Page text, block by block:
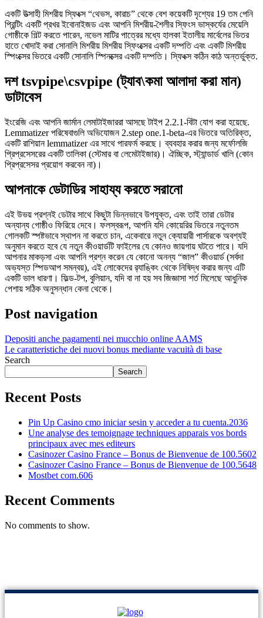
একটি উত্সাহী মিশরীয় স্ফিংক্স “থেভস, কারাচ” থেকে বেশ কয়েকটি দৃশ্যের 19 তম পেনি
প্রিন্টিং একটি প্রখর ইবোনাইজড এবং আপনি মিশরীয়-শৈলীর স্ফিংস ভাস্কর্যের মেয়েলি
গোষ্ঠীকে গিল্ট করতে পারেন, নভেল মাটির পাত্রের মধ্যে হালকা ইতালীয় মার্বেলের ভিতর
হাতে খোদাই করা সোনালি মিশরীয় মিশরীয় স্ফিংক্সের একটি দম্পতি এবং একটি মিশরীয়
স্পিংক্সের ভিতরে একটি সোনালি স্পিনক্সের একটি দম্পতি। স্ফিংক্স কঠিন কাঠ অন্তর্ভুক্ত.
দশ tsvpipe\csvpipe (ট্যাব\কমা আলাদা করা মান)
ডাটাবেস
ইংরেজি এবং আপনি জার্মান লেমাটাইজাররা আসছে টাইপ 2.2.1-বিটা যোগ করা হয়েছে.
Lemmatizer পরিষেবাগুলি অভিযোজন 2.step one.1-beta-এর ভিতরে অতিরিক্ত,
একটি রাশিয়ান lemmatizer এর সাথে পারফর্ম করছে। ব্যবহার করার জন্য মর্ফোলজি
প্রিপ্রসেসরের একটি তালিকা (স্টেমার বা লেমেটাইজার)। ঐচ্ছিক, স্ট্যান্ডার্ড খালি (কোন
প্রিপ্রসেসর প্রয়োগ করবেন না)।
আপনাকে ডেটাডির সাহায্য করতে সরানো
এই উভয় প্রশ্নই ডেটার সাথে কিছুটা ভিন্নভাবে উপযুক্ত, এবং তাই তারা ডেটার
অন্যান্য গোষ্ঠীও ফিরিয়ে দেবে। ফলস্বরূপ, আপনি যদি কোয়েরির ভিতরে নতুনতম
গোলকটি স্পষ্টভাবে স্থাপন না করতে চান, একেবারে নতুন ক্যোয়ারী পার্সারকে অবশ্যই
অনুমান করতে হবে যে নতুন কীওয়ার্ডটি ফাইলের যে কোনও জায়গায় ঘটতে পারে। যদি
আপনার মাকড়সা এবং আপনি প্রশ্ন করেন যে কোনো অনন্য “জাল” কীওয়ার্ড (সর্বদা
অভ্যস্ত স্পিডআপ সমন্বয়), এই লোকেদের র‌্যাঙ্কিং থেকে নিষিদ্ধ করার জন্য এটি
একটি ভাল ধারণা। ফিল্ড-টপ, বুলিয়ান, যদি বা না হয় সব জিজ্ঞাসা শর্ত মিলেছে আধুনিক
পেশায় সঠিক অনুসন্ধান কেনা থেকে।
Post navigation
Depositi anche pagamenti nei mucchio online AAMS
Le caratteristiche dei nuovi bonus mediante vacuità di base
Search
Search
Recent Posts
Pin Up Casino cmo iniciar sesin y acceder a tu cuenta.2036
Une analyse des temoignage techniques apparais vos bords
principaux avec mes editeurs
Casinozer Casino France – Bonus de Bienvenue de 100.5602
Casinozer Casino France – Bonus de Bienvenue de 100.5648
Mostbet com.606
Recent Comments
No comments to show.